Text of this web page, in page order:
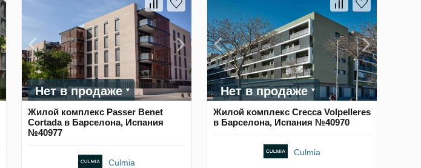
Нет в продаже
Жилой комплекс Passer Benet
Cortada в Барселона, Испания
№40977
Culmia
Нет в продаже
Жилой комплекс Crecca Volpelleres
в Барселона, Испания №40970
Culmia